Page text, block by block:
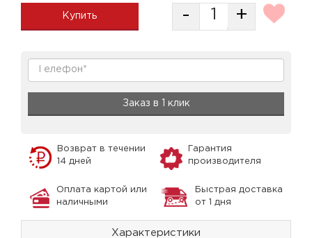
Купить - +
Заказ в 1 клик
Возврат в течении
14 дней
Гарантия
производителя
Оплата картой или
наличными
Быстрая доставка
от 1 дня
Характеристики